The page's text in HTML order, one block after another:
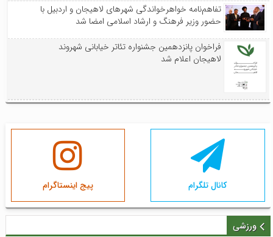
تفاهم‌نامه خواهرخواندگی شهرهای لاهیجان و اردبیل با
حضور وزیر فرهنگ و ارشاد اسلامی امضا شد
فراخوان پانزدهمین جشنواره تئاتر خیابانی شهروند
لاهیجان اعلام شد
کانال تلگرام پیج اینستاگرام
ورزشی